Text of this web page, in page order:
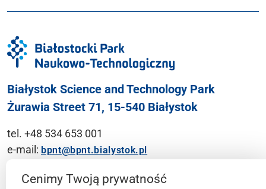
Białystok Science and Technology Park
Żurawia Street 71, 15-540 Białystok
tel. +48 534 653 001
e-mail: bpnt@bpnt.bialystok.pl
Contact
Cenimy Twoją prywatność